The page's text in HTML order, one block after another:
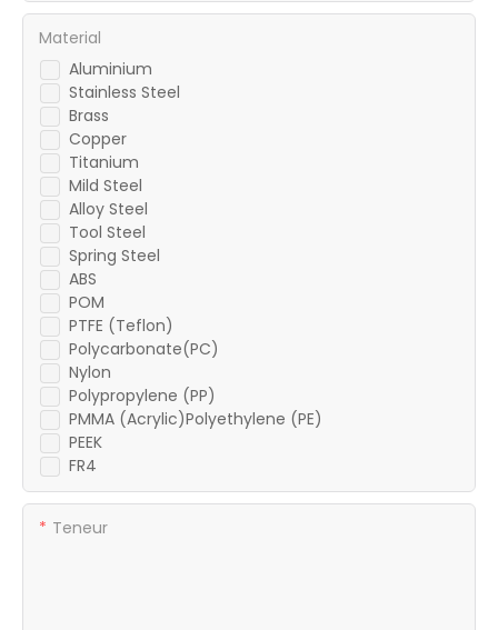
Aluminium
Stainless Steel
Brass
Copper
Titanium
Mild Steel
Alloy Steel
Tool Steel
Spring Steel
ABS
POM
PTFE (Teflon)
Polycarbonate(PC)
Nylon
Polypropylene (PP)
PMMA (Acrylic)Polyethylene (PE)
PEEK
FR4
Material
Teneur